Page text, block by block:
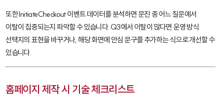
또한InitiateCheckout이벤트 데이터를 분석하면 문진 중 어느 질문에서
이탈이 집중되는지 파악할 수 있습니다. Q3에서 이탈이 많다면 운영 방식
선택지의 표현을 바꾸거나, 해당 화면에 안심 문구를 추가하는 식으로 개선할 수
있습니다.
홈페이지 제작 시 기술 체크리스트